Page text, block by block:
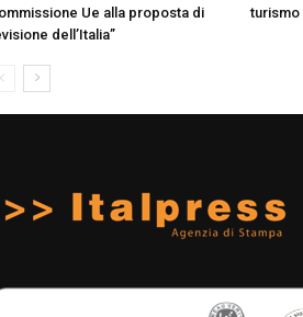
Ue alla proposta di
dell’Italia”
turismo